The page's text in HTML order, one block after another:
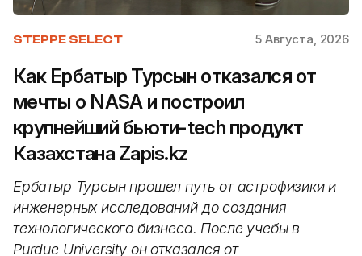
STEPPE SELECT 5 Августа, 2026
Как Ербатыр Турсын отказался от
мечты о NASA и построил
крупнейший бьюти-tech продукт
Казахстана Zapis.kz
Ербатыр Турсын прошел путь от астрофизики и
инженерных исследований до создания
технологического бизнеса. После учебы в
Purdue University он отказался от